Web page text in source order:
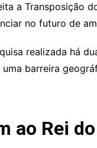
a Transposição
no futuro de
realizada há
barreira
ao Rei